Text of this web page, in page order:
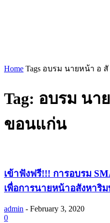
Home Tags อบรม นายหน้า อ
Tag: อบรม นา
ขอนแก่น
เข้าฟังฟรี!!! การอบรม
เพื่อการนายหน้าอสังหาริ
admin - February 3, 2020
0